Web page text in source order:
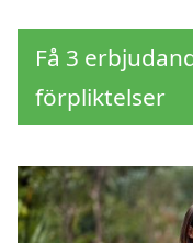
Få 3
förpliktelser